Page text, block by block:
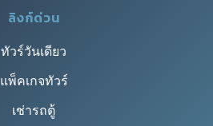
ลิงก์ด่วน
ทัวร์วันเดียว
แพ็คเกจทัวร์
เช่ารถตู้